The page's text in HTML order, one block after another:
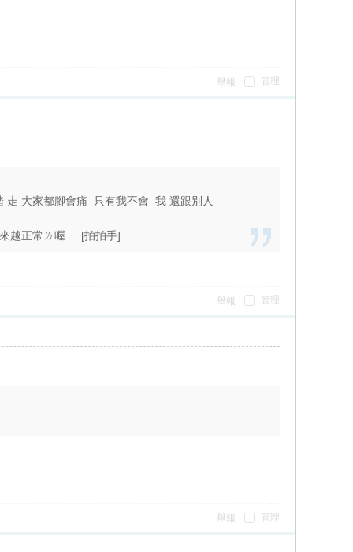
管理
舉報
大家都腳會痛 只有我不會 我 還跟別人
越正常ㄌ喔 [拍拍手]
管理
舉報
管理
舉報